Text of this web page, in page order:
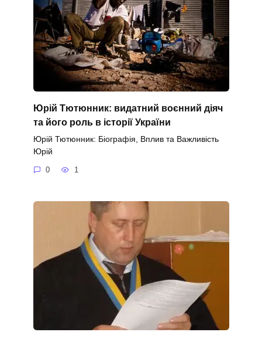
Юрій Тютюнник: видатний воєнний діяч
та його роль в історії України
Юрій Тютюнник: Біографія, Вплив та Важливість
Юрій
0 1